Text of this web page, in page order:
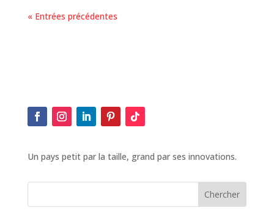
« Entrées précédentes
Un pays petit par la taille, grand par ses innovations.